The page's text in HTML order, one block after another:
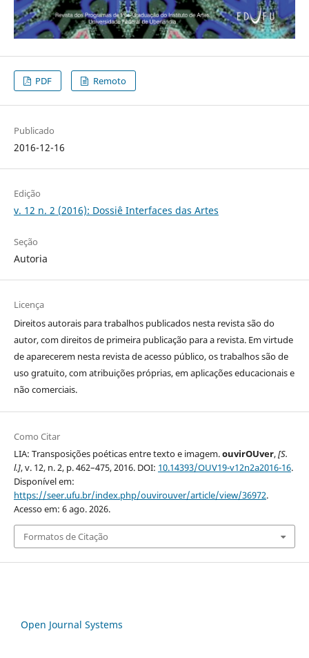
PDF Remoto
Publicado
2016-12-16
Edição
v. 12 n. 2 (2016): Dossiê Interfaces das Artes
Seção
Autoria
Licença
Direitos autorais para trabalhos publicados nesta revista são do
autor, com direitos de primeira publicação para a revista. Em virtude
de aparecerem nesta revista de acesso público, os trabalhos são de
uso gratuito, com atribuições próprias, em aplicações educacionais e
não comerciais.
Como Citar
LIA: Transposições poéticas entre texto e imagem.ouvirOUver,[S.
l.], v. 12, n. 2, p. 462–475, 2016. DOI: 10.14393/OUV19-v12n2a2016-16.
Disponível em:
https://seer.ufu.br/index.php/ouvirouver/article/view/36972.
Acesso em: 6 ago. 2026.
Formatos de Citação
Open Journal Systems